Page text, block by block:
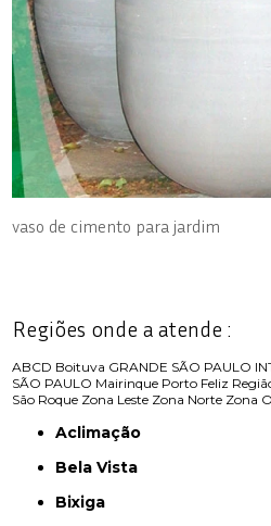
vaso de cimento para jardim
Regiões onde a atende :
ABCD Boituva GRANDE SÃO PAULO
SÃO PAULO Mairinque Porto Feliz
São Roque Zona Leste Zona Norte Zona
Aclimação
Bela Vista
Bixiga